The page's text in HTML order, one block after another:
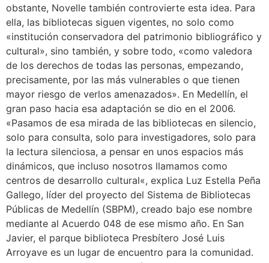
obstante, Novelle también controvierte esta idea. Para
ella, las bibliotecas siguen vigentes, no solo como
«institución conservadora del patrimonio bibliográfico y
cultural», sino también, y sobre todo, «como valedora
de los derechos de todas las personas, empezando,
precisamente, por las más vulnerables o que tienen
mayor riesgo de verlos amenazados». En Medellín, el
gran paso hacia esa adaptación se dio en el 2006.
«Pasamos de esa mirada de las bibliotecas en silencio,
solo para consulta, solo para investigadores, solo para
la lectura silenciosa, a pensar en unos espacios más
dinámicos, que incluso nosotros llamamos como
centros de desarrollo cultural«, explica Luz Estella Peña
Gallego, líder del proyecto del Sistema de Bibliotecas
Públicas de Medellín (SBPM), creado bajo ese nombre
mediante al Acuerdo 048 de ese mismo año. En San
Javier, el parque biblioteca Presbítero José Luis
Arroyave es un lugar de encuentro para la comunidad.